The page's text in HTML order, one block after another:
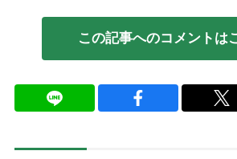
この記事へのコメントは